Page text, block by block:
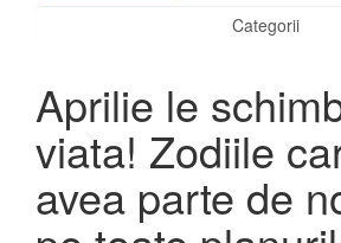
Categorii
Aprilie le
viata! Zodiile
avea parte de